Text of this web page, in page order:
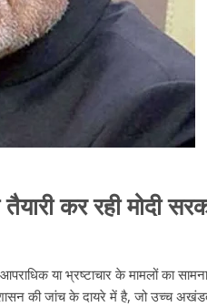
कर रही मोदी
या भ्रष्टाचार के मामलों का
की जांच के दायरे में है, जो उच्च